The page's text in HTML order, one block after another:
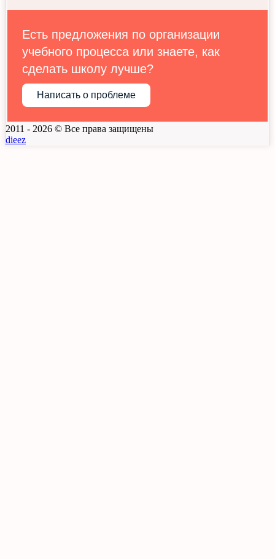
Есть предложения по организации
учебного процесса или знаете, как
сделать школу лучше?
Написать о проблеме
2011 - 2026 © Все права защищены
dieez